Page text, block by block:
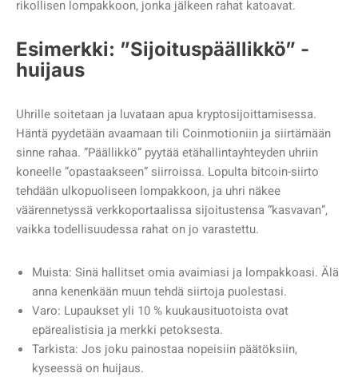
rikollisen lompakkoon, jonka jälkeen rahat katoavat.
Esimerkki: ”Sijoituspäällikkö” -
huijaus
Uhrille soitetaan ja luvataan apua kryptosijoittamisessa.
Häntä pyydetään avaamaan tili Coinmotioniin ja siirtämään
sinne rahaa. ”Päällikkö” pyytää etähallintayhteyden uhriin
koneelle ”opastaakseen” siirroissa. Lopulta bitcoin-siirto
tehdään ulkopuoliseen lompakkoon, ja uhri näkee
väärennetyssä verkkoportaalissa sijoitustensa ”kasvavan”,
vaikka todellisuudessa rahat on jo varastettu.
Muista: Sinä hallitset omia avaimiasi ja lompakkoasi. Älä
anna kenenkään muun tehdä siirtoja puolestasi.
Varo: Lupaukset yli 10 % kuukausituotoista ovat
epärealistisia ja merkki petoksesta.
Tarkista: Jos joku painostaa nopeisiin päätöksiin,
kyseessä on huijaus.